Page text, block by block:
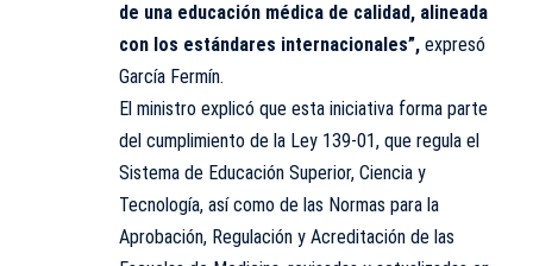
de una educación médica de calidad, alineada
con los estándares internacionales”, expresó
García Fermín.
El ministro explicó que esta iniciativa forma parte
del cumplimiento de la Ley 139-01, que regula el
Sistema de Educación Superior, Ciencia y
Tecnología, así como de las Normas para la
Aprobación, Regulación y Acreditación de las